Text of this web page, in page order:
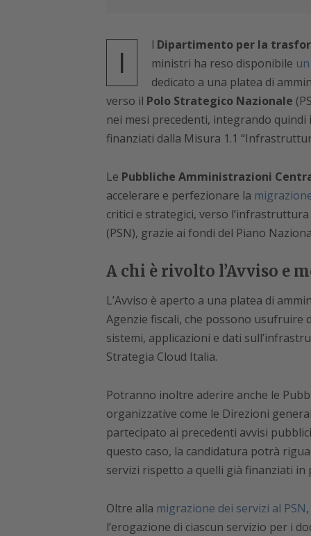
I l Dipartimento per la
ministri ha reso disponibile
dedicato a una platea di
verso il Polo Strategico Nazionale
nei mesi precedenti, integrando
finanziati dalla Misura 1.1
Le Pubbliche Amministrazioni
accelerare e perfezionare la
critici e strategici, verso
(PSN), grazie ai fondi del Piano
A chi è rivolto l’Avviso e
L’Avviso è aperto a una platea di
Agenzie fiscali, che possono usufruire
sistemi, applicazioni e dati
Strategia Cloud Italia.
Potranno inoltre aderire anche le
organizzative come le Direzioni
partecipato ai precedenti avvisi
questo caso, la candidatura potrà
servizi rispetto a quelli già finanziati in
Oltre alla migrazione dei servizi al PSN
l’erogazione di ciascun servizio per i